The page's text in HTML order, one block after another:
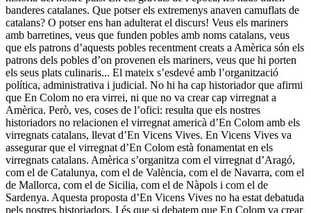
banderes catalanes. Que potser els extremenys anaven camuflats de
catalans? O potser ens han adulterat el discurs! Veus els mariners
amb barretines, veus que funden pobles amb noms catalans, veus
que els patrons d’aquests pobles recentment creats a Amèrica són els
patrons dels pobles d’on provenen els mariners, veus que hi porten
els seus plats culinaris... El mateix s’esdevé amb l’organització
política, administrativa i judicial. No hi ha cap historiador que afirmi
que En Colom no era virrei, ni que no va crear cap virregnat a
Amèrica. Però, ves, coses de l’ofici: resulta que els nostres
historiadors no relacionen el virregnat americà d’En Colom amb els
virregnats catalans, llevat d’En Vicens Vives. En Vicens Vives va
assegurar que el virregnat d’En Colom està fonamentat en els
virregnats catalans. Amèrica s’organitza com el virregnat d’Aragó,
com el de Catalunya, com el de València, com el de Navarra, com el
de Mallorca, com el de Sicilia, com el de Nàpols i com el de
Sardenya. Aquesta proposta d’En Vicens Vives no ha estat debatuda
pels nostres historiadors. I és que si debatem que En Colom va crear